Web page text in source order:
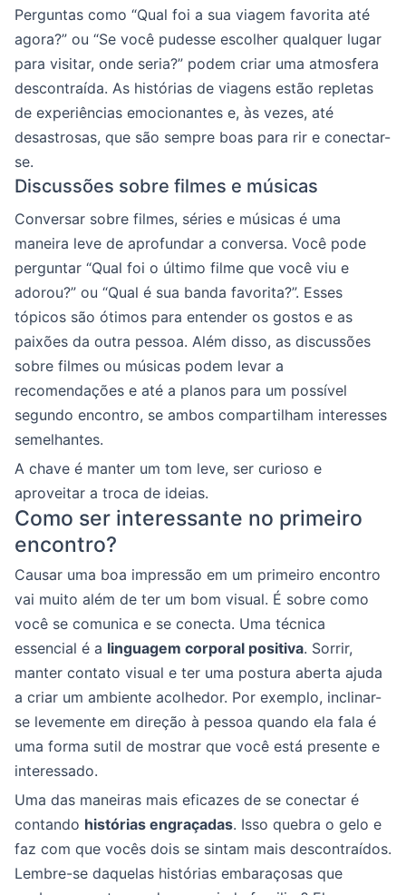
Perguntas como “Qual foi a sua viagem favorita até
agora?” ou “Se você pudesse escolher qualquer lugar
para visitar, onde seria?” podem criar uma atmosfera
descontraída. As histórias de viagens estão repletas
de experiências emocionantes e, às vezes, até
desastrosas, que são sempre boas para rir e conectar-
se.
Discussões sobre filmes e músicas
Conversar sobre filmes, séries e músicas é uma
maneira leve de aprofundar a conversa. Você pode
perguntar “Qual foi o último filme que você viu e
adorou?” ou “Qual é sua banda favorita?”. Esses
tópicos são ótimos para entender os gostos e as
paixões da outra pessoa. Além disso, as discussões
sobre filmes ou músicas podem levar a
recomendações e até a planos para um possível
segundo encontro, se ambos compartilham interesses
semelhantes.
A chave é manter um tom leve, ser curioso e
aproveitar a troca de ideias.
Como ser interessante no primeiro
encontro?
Causar uma boa impressão em um primeiro encontro
vai muito além de ter um bom visual. É sobre como
você se comunica e se conecta. Uma técnica
essencial é a linguagem corporal positiva. Sorrir,
manter contato visual e ter uma postura aberta ajuda
a criar um ambiente acolhedor. Por exemplo, inclinar-
se levemente em direção à pessoa quando ela fala é
uma forma sutil de mostrar que você está presente e
interessado.
Uma das maneiras mais eficazes de se conectar é
contando histórias engraçadas. Isso quebra o gelo e
faz com que vocês dois se sintam mais descontraídos.
Lembre-se daquelas histórias embaraçosas que